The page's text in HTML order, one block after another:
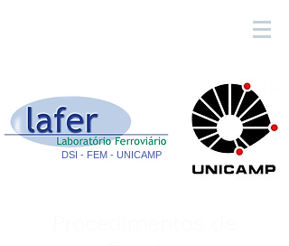
DSI - FEM - UNICAMP